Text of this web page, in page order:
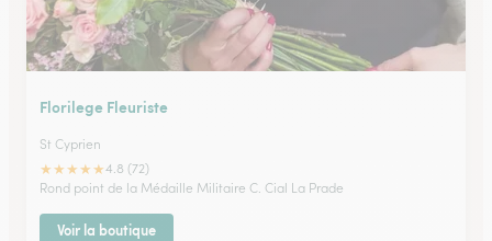
Florilege Fleuriste
St Cyprien
★★★★★4.8 (72)
Rond point de la Médaille Militaire C. Cial La Prade
Voir la boutique